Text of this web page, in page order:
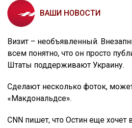
ВАШИ НОВОСТИ
Визит – необъявленный.
всем понятно, что он просто
Штаты поддерживают Украину.
Сделают несколько фоток,
«Макдональдсе».
CNN пишет, что Остин еще хочет